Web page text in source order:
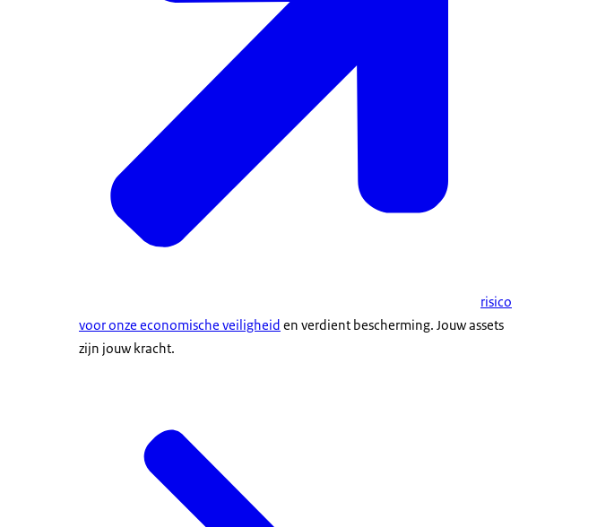
risico
voor onze economische veiligheid en verdient bescherming. Jouw assets
zijn jouw kracht.